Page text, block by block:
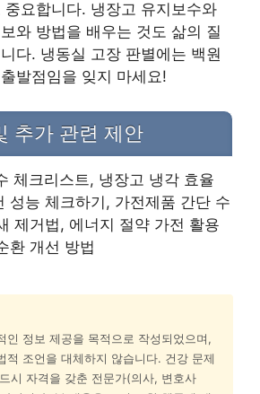
중요합니다. 냉장고 유지보수와
와 방법을 배우는 것도 삶의 질
다. 냉동실 고장 판별에는 백원
발점임을 잊지 마세요!
추가 관련 제안
체크리스트, 냉장고 냉각 효율
성능 체크하기, 가전제품 간단 수
제거법, 에너지 절약 가전 활용
환 개선 방법
인 정보 제공을 목적으로 작성되었으며,
적 조언을 대체하지 않습니다. 건강 문제
시 자격을 갖춘 전문가(의사, 변호사